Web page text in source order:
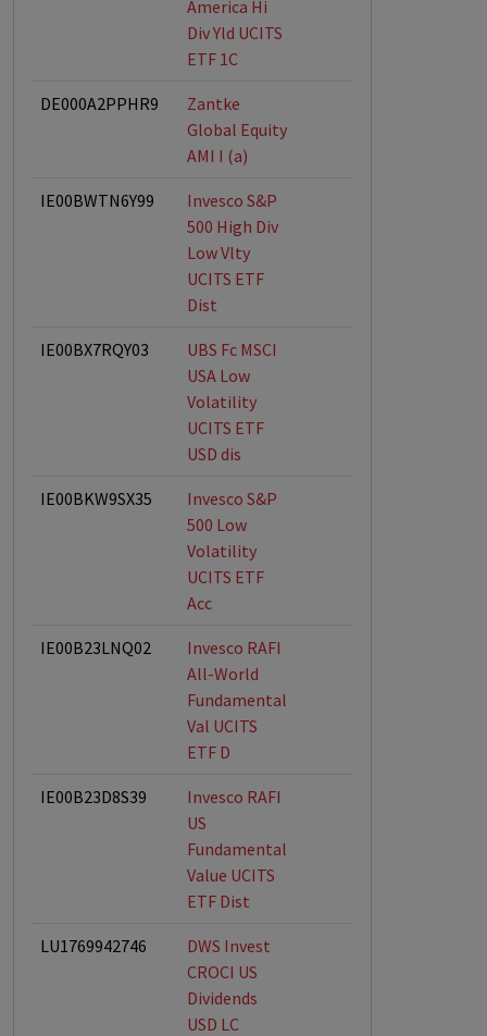
America Hi
Div Yld UCITS
ETF 1C
DE000A2PPHR9
Zantke
Global Equity
AMI I (a)
IE00BWTN6Y99
Invesco S&P
500 High Div
Low Vlty
UCITS ETF
Dist
IE00BX7RQY03
UBS Fc MSCI
USA Low
Volatility
UCITS ETF
USD dis
IE00BKW9SX35
Invesco S&P
500 Low
Volatility
UCITS ETF
Acc
IE00B23LNQ02
Invesco RAFI
All-World
Fundamental
Val UCITS
ETF D
IE00B23D8S39
Invesco RAFI
US
Fundamental
Value UCITS
ETF Dist
LU1769942746
DWS Invest
CROCI US
Dividends
USD LC